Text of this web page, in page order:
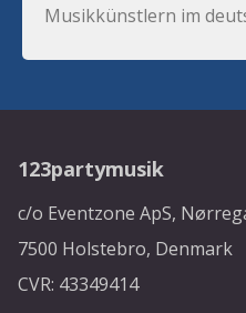
Musikkünstlern im
123partymusik
c/o Eventzone ApS,
7500 Holstebro, Denmark
CVR: 43349414